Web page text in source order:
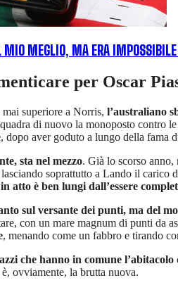
MIO MEGLIO, MA ERA IMPOSSIBILE
per Oscar
superiore a Norris, l’australiano
di nuovo la monoposto contro
, dopo aver goduto a lungo della fama
sta nel mezzo. Già lo scorso anno,
soprattutto a Lando il
atto è ben lungi dall’essere
sul versante dei punti, ma del
con un mare magnum di punti da
, menando come un fabbro e tirando
che hanno in comune
ovviamente, la brutta nuova.